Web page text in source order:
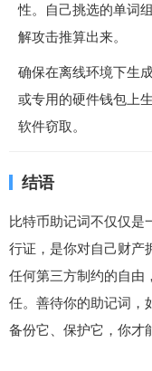
性。自己挑选的单词
解攻击推算出来。
确保在离线环境下生
或专用的硬件钱包上
软件窃取。
结语
比特币助记词不仅仅是
行证，是你对自己财产
任何第三方制约的自由
任。善待你的助记词，
备份它、保护它，你才